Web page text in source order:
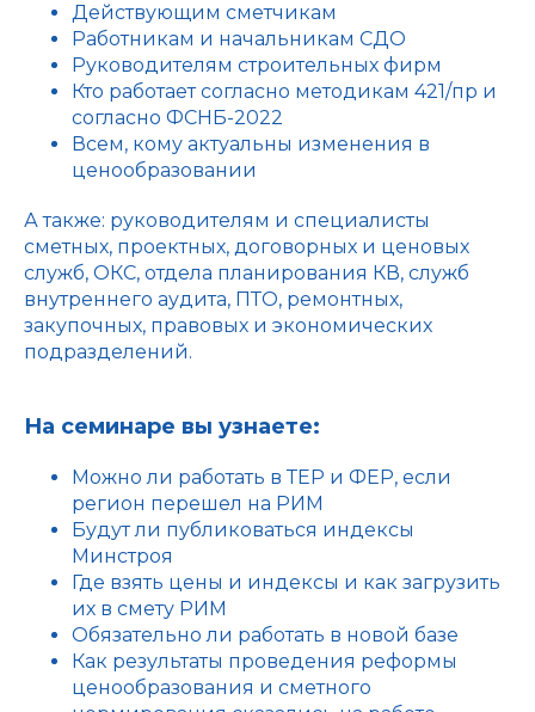
Действующим сметчикам
Работникам и начальникам СДО
Руководителям строительных фирм
Кто работает согласно методикам 421/пр и
согласно ФСНБ-2022
Всем, кому актуальны изменения в
ценообразовании
А также: руководителям и специалисты
сметных, проектных, договорных и ценовых
служб, ОКС, отдела планирования КВ, служб
внутреннего аудита, ПТО, ремонтных,
закупочных, правовых и экономических
подразделений.
На семинаре вы узнаете:
Можно ли работать в ТЕР и ФЕР, если
регион перешел на РИМ
Будут ли публиковаться индексы
Минстроя
Где взять цены и индексы и как загрузить
их в смету РИМ
Обязательно ли работать в новой базе
Как результаты проведения реформы
ценообразования и сметного